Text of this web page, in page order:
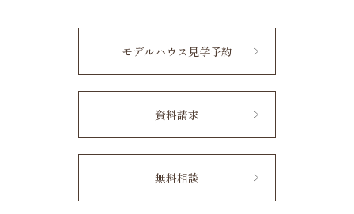
モデルハウス見学予約
資料請求
無料相談